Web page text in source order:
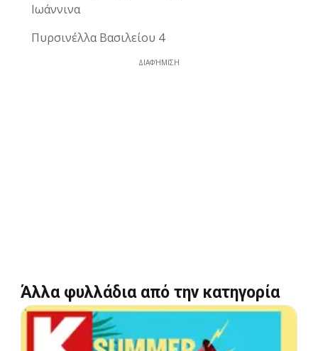
Ιωάννινα
Πυρσινέλλα Βασιλείου 4
ΔΙΑΦΉΜΙΣΗ
Άλλα φυλλάδια από την κατηγορία